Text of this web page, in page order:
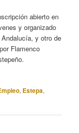
abierto en
y organizado
y otro de
Flamenco
, Estepa,